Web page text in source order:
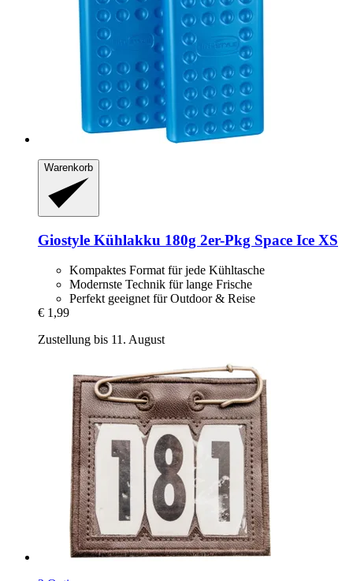
Warenkorb
Giostyle Kühlakku 180g 2er-​Pkg Space Ice XS
Kompaktes Format für jede Kühltasche
Modernste Technik für lange Frische
Perfekt geeignet für Outdoor & Reise
€ 1,99
Zustellung bis 11. August